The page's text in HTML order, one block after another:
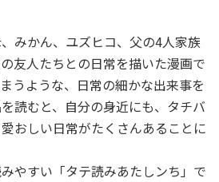
、みかん、ユズヒコ、父の4人家族
友人たちとの日常を描いた漫画で
うような、日常の細かな出来事を
読むと、自分の身近にも、タチバ
おしい日常がたくさんあることに
やすい「タテ読みあたしンち」で